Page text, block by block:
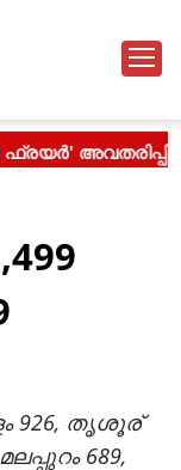
926, തൃശൂര്
689,